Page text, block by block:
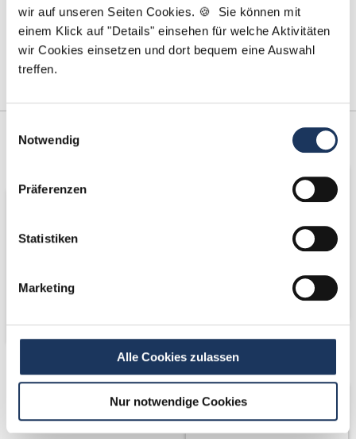
wir auf unseren Seiten Cookies. 🍪 Sie können mit
einem Klick auf "Details" einsehen für welche Aktivitäten
wir Cookies einsetzen und dort bequem eine Auswahl
treffen.
Notwendig
Präferenzen
Statistiken
Marketing
Alle Cookies zulassen
Nur notwendige Cookies
Kooperations-
Netzwerk-Partner
Partner von